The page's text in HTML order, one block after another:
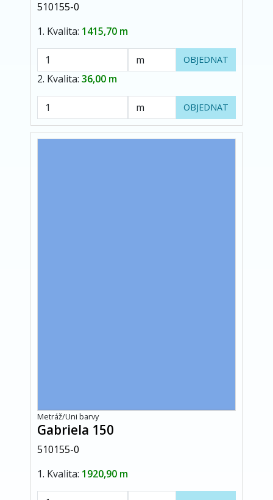
510155-0
1. Kvalita: 1415,70 m
OBJEDNAT
2. Kvalita: 36,00 m
OBJEDNAT
Metráž/Uni barvy
Gabriela 150
510155-0
1. Kvalita: 1920,90 m